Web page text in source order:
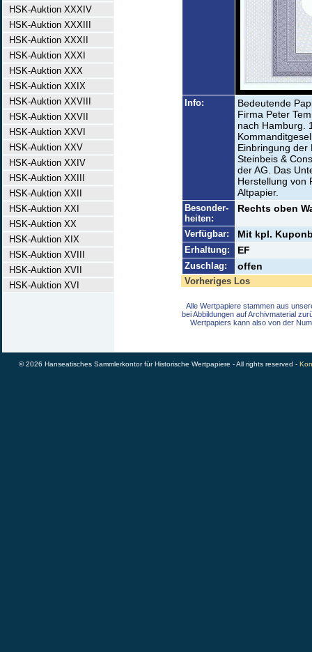
HSK-Auktion XXXIV
HSK-Auktion XXXIII
HSK-Auktion XXXII
HSK-Auktion XXXI
HSK-Auktion XXX
HSK-Auktion XXIX
HSK-Auktion XXVIII
HSK-Auktion XXVII
HSK-Auktion XXVI
HSK-Auktion XXV
HSK-Auktion XXIV
HSK-Auktion XXIII
HSK-Auktion XXII
HSK-Auktion XXI
HSK-Auktion XX
HSK-Auktion XIX
HSK-Auktion XVIII
HSK-Auktion XVII
HSK-Auktion XVI
Info:
Bedeutende
Firma Peter
nach Hamburg.
Einbringung der
Steinbeis &
der AG. Das
Herstellung von
Altpapier.
Besonder-
heiten:
Rechts oben
Verfügbar: Mit kpl.
Erhaltung: EF
Zuschlag: offen
Vorheriges Los
Alle Wertpapiere stammen aus
bei Abbildungen auf Archivmaterial
Wertpapiers kann also von der
© 2026 Hanseatisches Sammlerkontor für Historische Wertpapiere - All rights reserved -